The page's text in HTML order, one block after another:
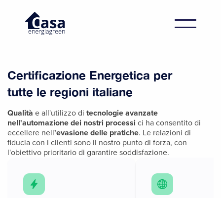
Certificazione Energetica per
tutte le regioni italiane
Qualità e all'utilizzo di tecnologie avanzate
nell'automazione dei nostri processi ci ha consentito di
eccellere nell'evasione delle pratiche. Le relazioni di
fiducia con i clienti sono il nostro punto di forza, con
l'obiettivo prioritario di garantire soddisfazione.